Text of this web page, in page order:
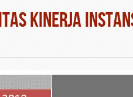
Kinerja